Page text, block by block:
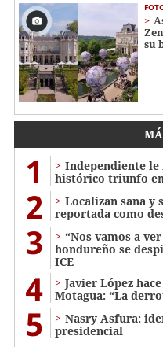
su
1
Independiente
histórico triunfo
2
Localizan sana y
reportada como
3
“Nos vamos a
hondureño se
ICE
4
Javier López
Motagua: “La
5
Nasry Asfura:
presidencial